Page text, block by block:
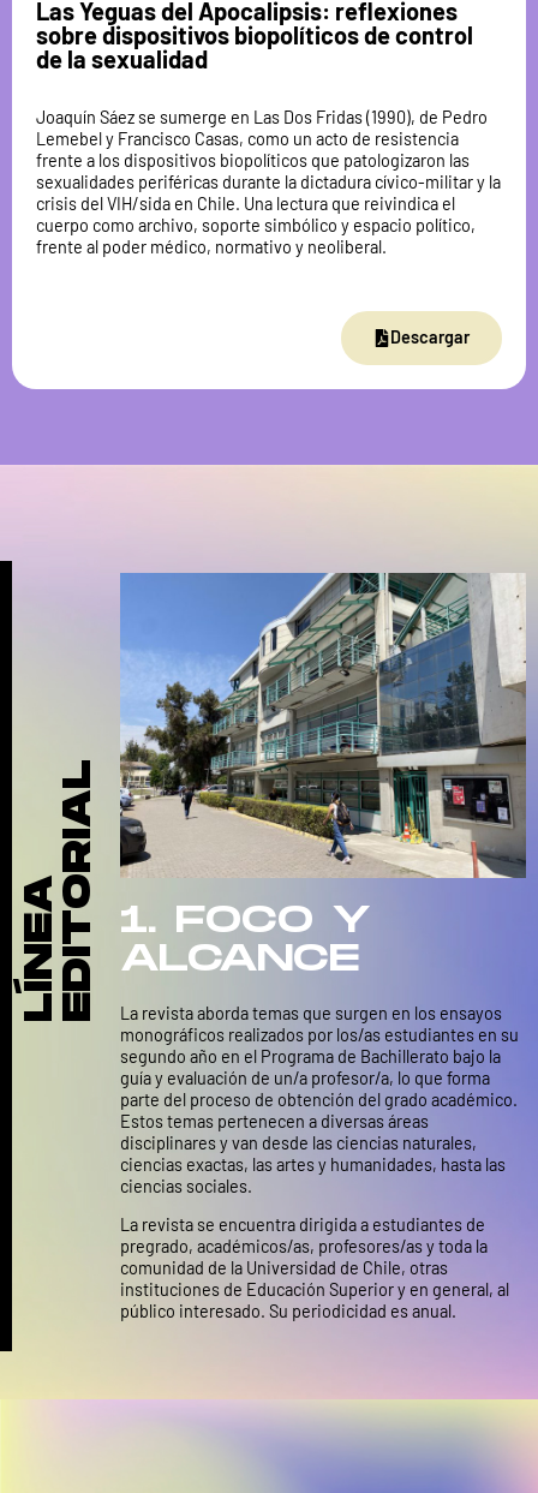
Las Yeguas del Apocalipsis: reflexiones
sobre dispositivos biopolíticos de control
de la sexualidad
Joaquín Sáez se sumerge en Las Dos Fridas (1990), de Pedro
Lemebel y Francisco Casas, como un acto de resistencia
frente a los dispositivos biopolíticos que patologizaron las
sexualidades periféricas durante la dictadura cívico-militar y la
crisis del VIH/sida en Chile. Una lectura que reivindica el
cuerpo como archivo, soporte simbólico y espacio político,
frente al poder médico, normativo y neoliberal.
Descargar
LÍNEAEDITORIAL
1. FOCO Y
ALCANCE
La revista aborda temas que surgen en los ensayos
monográficos realizados por los/as estudiantes en su
segundo año en el Programa de Bachillerato bajo la
guía y evaluación de un/a profesor/a, lo que forma
parte del proceso de obtención del grado académico.
Estos temas pertenecen a diversas áreas
disciplinares y van desde las ciencias naturales,
ciencias exactas, las artes y humanidades, hasta las
ciencias sociales.
La revista se encuentra dirigida a estudiantes de
pregrado, académicos/as, profesores/as y toda la
comunidad de la Universidad de Chile, otras
instituciones de Educación Superior y en general, al
público interesado. Su periodicidad es anual.